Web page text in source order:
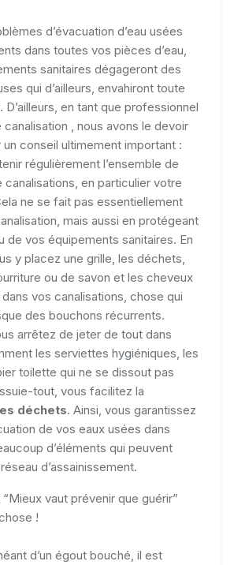
d’évacuation d’eau usées
dans toutes vos pièces d’eau,
sanitaires dégageront des
qui d’ailleurs, envahiront toute
D’ailleurs, en tant que professionnel
, nous avons le devoir
conseil ultimement important :
régulièrement l’ensemble de
en particulier votre
ne se fait pas essentiellement
mais aussi en protégeant
de vos équipements sanitaires. En
y placez une grille, les déchets,
ou de savon et les cheveux
vos canalisations, chose qui
des bouchons récurrents.
arrêtez de jeter de tout dans
les serviettes hygiéniques, les
toilette qui ne se dissout pas
tout, vous facilitez la
déchets. Ainsi, vous garantissez
de vos eaux usées dans
d’éléments qui peuvent
d’assainissement.
“Mieux vaut prévenir que guérir”
!
d’un égout bouché, il est